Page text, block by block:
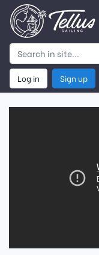
Log in Sign up